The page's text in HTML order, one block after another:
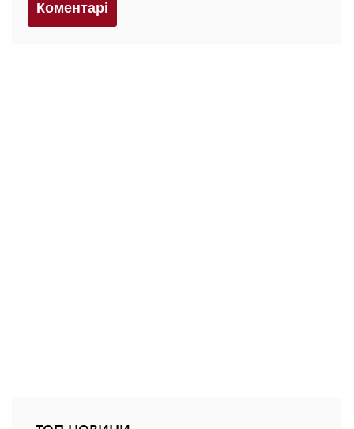
Коментарi